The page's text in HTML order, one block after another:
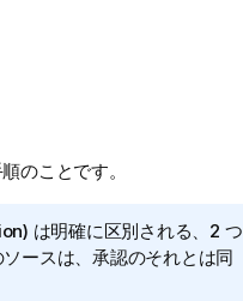
のことです。
は明確に区別される、2 つ
ースは、承認のそれとは同